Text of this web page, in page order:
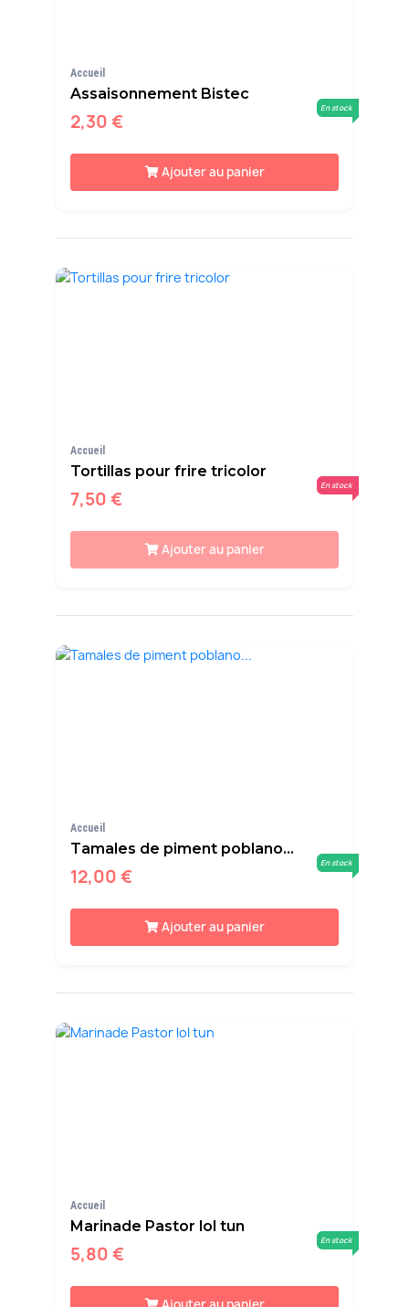
Accueil
Assaisonnement Bistec
2,30 €
En stock
Ajouter au panier
Accueil
Tortillas pour frire tricolor
7,50 €
En stock
Ajouter au panier
Accueil
Tamales de piment poblano...
12,00 €
En stock
Ajouter au panier
Accueil
Marinade Pastor lol tun
5,80 €
En stock